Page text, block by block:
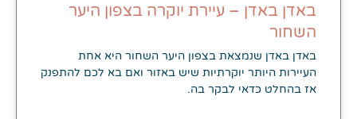
באדן באדן – עיירת יוקרה בצפון היער
השחור
באדן באדן שנמצאת בצפון היער השחור היא אחת
העיירות היותר יוקרתיות שיש באזור ואם בא לכם להתפנק
אז בהחלט כדאי לבקר בה.